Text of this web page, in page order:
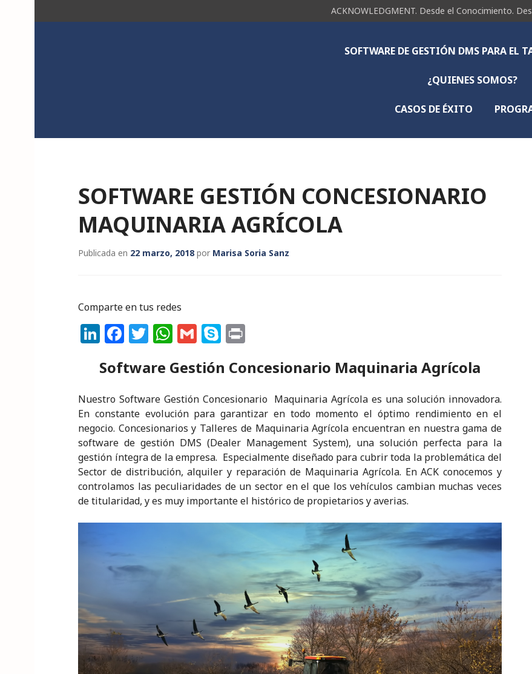
al
ACKNOWLEDGMENT. Desde el Conocimiento.
SOFTWARE DE GESTIÓN DMS PARA EL
¿QUIENES SOMOS?
CASOS DE ÉXITO
SOFTWARE GESTIÓN CONCESIONARIO
MAQUINARIA AGRÍCOLA
Publicada en 22 marzo, 2018por Marisa Soria Sanz
Comparte en tus redes
Li
k
e
dI
n
F
c
e
b
o
o
k
T
it
te
r
W
a
ts
A
p
p
G
ai
l
S
y
p
e
n
t
Software Gestión Concesionario Maquinaria Agrícola
Nuestro Software Gestión Concesionario Maquinaria Agrícola es una solución innovadora.
En constante evolución para garantizar en todo momento el óptimo rendimiento en el
negocio. Concesionarios y Talleres de Maquinaria Agrícola encuentran en nuestra gama de
software de gestión DMS (Dealer Management System), una solución perfecta para la
gestión íntegra de la empresa. Especialmente diseñado para cubrir toda la problemática del
Sector de distribución, alquiler y reparación de Maquinaria Agrícola. En ACK conocemos y
controlamos las peculiaridades de un sector en el que los vehículos cambian muchas veces
de titularidad, y es muy importante el histórico de propietarios y averias.